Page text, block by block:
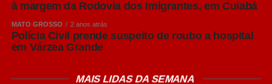
lúpulo e levedura, as cervejas Puro Malte costumam
apresentar maior percepção do sabor do malte, corpo
equilibrado e aromas mais evidentes.
consumo e costumam acompanhar carnes grelhadas,
à margem da Rodovia dos Imigrantes, em Cuiabá
MATO GROSSO 2 anos atrás
Polícia Civil prende suspeito de roubo a hospital
em Várzea Grande
MAIS LIDAS DA SEMANA